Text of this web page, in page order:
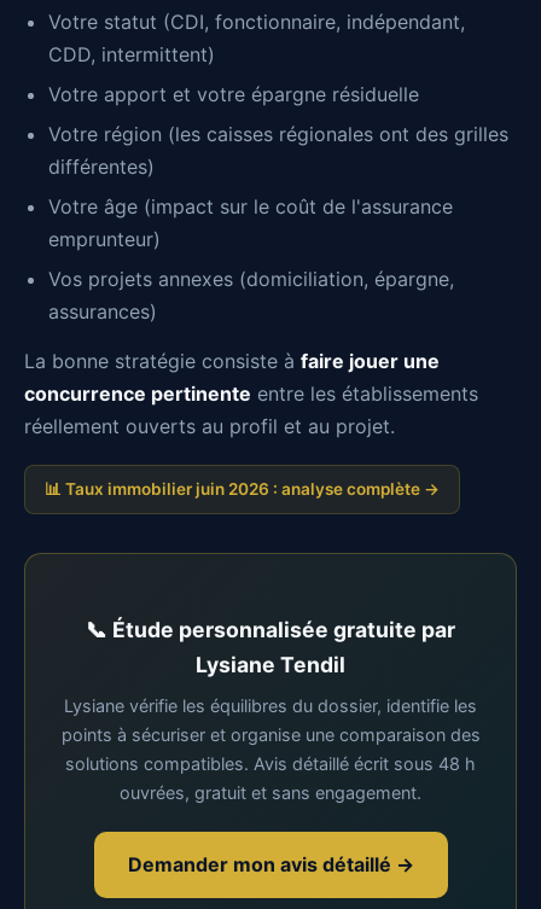
Votre statut (CDI, fonctionnaire, indépendant,
CDD, intermittent)
Votre apport et votre épargne résiduelle
Votre région (les caisses régionales ont des grilles
différentes)
Votre âge (impact sur le coût de l'assurance
emprunteur)
Vos projets annexes (domiciliation, épargne,
assurances)
La bonne stratégie consiste à faire jouer une
concurrence pertinente entre les établissements
réellement ouverts au profil et au projet.
📊 Taux immobilier juin 2026 : analyse complète →
📞 Étude personnalisée gratuite par
Lysiane Tendil
Lysiane vérifie les équilibres du dossier, identifie les
points à sécuriser et organise une comparaison des
solutions compatibles. Avis détaillé écrit sous 48 h
ouvrées, gratuit et sans engagement.
Demander mon avis détaillé →